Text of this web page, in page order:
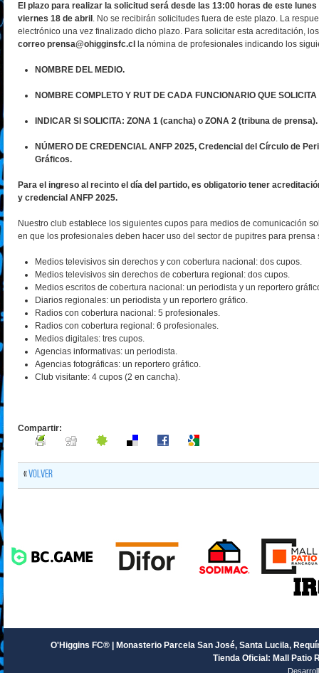
El plazo para realizar la solicitud será desde las 13:00 horas de este
viernes 18 de abril . No se recibirán solicitudes fuera de este plazo. La
electrónico una vez finalizado dicho plazo. Para solicitar esta acreditación,
correo prensa@ohigginsfc.cl
la nómina de profesionales indicando los
NOMBRE DEL MEDIO.
NOMBRE COMPLETO Y RUT DE CADA FUNCIONARIO QUE
INDICAR SI SOLICITA: ZONA 1 (cancha) o ZONA 2 (tribuna de prensa).
NÚMERO DE CREDENCIAL ANFP 2025, Credencial del Círculo de
Gráficos.
Para el ingreso al recinto el día del partido, es obligatorio tener
y credencial ANFP 2025.
Nuestro club establece los siguientes cupos para medios de comunicación
en que los profesionales deben hacer uso del sector de pupitres para
Medios televisivos sin derechos y con cobertura nacional: dos cupos.
Medios televisivos sin derechos de cobertura regional: dos cupos.
Medios escritos de cobertura nacional: un periodista y un reportero
Diarios regionales: un periodista y un reportero gráfico.
Radios con cobertura nacional: 5 profesionales.
Radios con cobertura regional: 6 profesionales.
Medios digitales: tres cupos.
Agencias informativas: un periodista.
Agencias fotográficas: un reportero gráfico.
Club visitante: 4 cupos (2 en cancha).
Compartir:
«Volver
O'Higgins FC® | Monasterio Parcela San José, Santa Lucila,
Tienda Oficial: Mall Patio